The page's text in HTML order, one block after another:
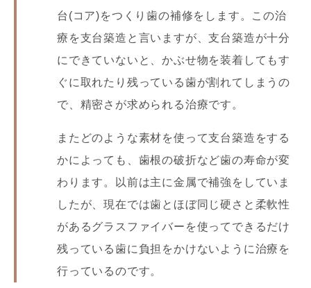
台(コア)をつくり歯の補修をします。この治
療を支台築造と言いますが、支台築造が十分
にできていないと、かぶせ物を装着してもす
ぐに取れたり残っている歯が割れてしまうの
で、精密さが求められる治療です。
またどのような素材を使って支台築造をする
かによっても、歯根の破折など歯の寿命が変
わります。以前は主に金属で補強をしていま
したが、現在では歯とほぼ同じ硬さと柔軟性
があるグラスファイバーを使ってできるだけ
残っている歯に負担をかけないように治療を
行っているのです。